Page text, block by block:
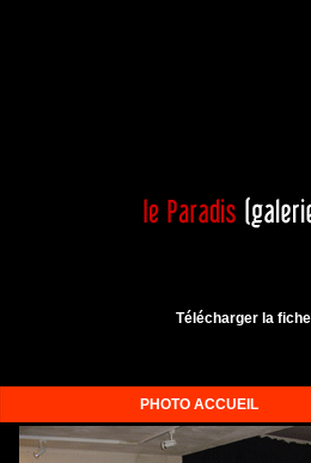
Télécharger la
PHOTO ACCUEIL